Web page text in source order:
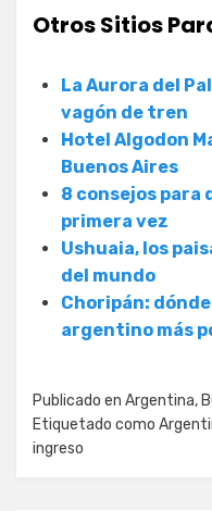
Otros Sitios
La Aurora del
vagón de tren
Hotel Algodon
Buenos Aires
8 consejos para
primera vez
Ushuaia, los
del mundo
Choripán:
argentino más
Publicado en Argentina,
Etiquetado como
ingreso